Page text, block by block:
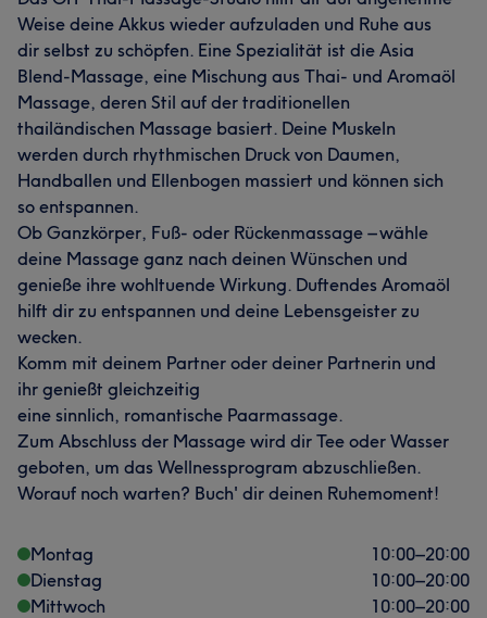
Weise deine Akkus wieder aufzuladen und Ruhe aus
dir selbst zu schöpfen. Eine Spezialität ist die Asia
Blend-Massage, eine Mischung aus Thai- und Aromaöl
Massage, deren Stil auf der traditionellen
thailändischen Massage basiert. Deine Muskeln
werden durch rhythmischen Druck von Daumen,
Handballen und Ellenbogen massiert und können sich
so entspannen.
Ob Ganzkörper, Fuß- oder Rückenmassage – wähle
deine Massage ganz nach deinen Wünschen und
genieße ihre wohltuende Wirkung. Duftendes Aromaöl
hilft dir zu entspannen und deine Lebensgeister zu
wecken.
Komm mit deinem Partner oder deiner Partnerin und
ihr genießt gleichzeitig
eine sinnlich, romantische Paarmassage.
Zum Abschluss der Massage wird dir Tee oder Wasser
geboten, um das Wellnessprogram abzuschließen.
Worauf noch warten? Buch' dir deinen Ruhemoment!
Montag 10:00–20:00
Dienstag
10:00–20:00
Mittwoch
10:00–20:00